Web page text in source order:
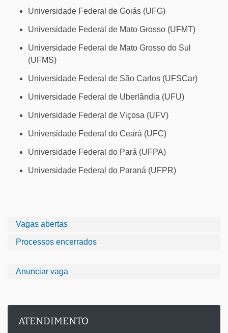
Vagas abertas
Processos encerrados
Anunciar vaga
ATENDIMENTO
Universidade Federal de Goiás (UFG)
Universidade Federal de Mato Grosso (UFMT)
Universidade Federal de Mato Grosso do Sul
(UFMS)
Universidade Federal de São Carlos (UFSCar)
Universidade Federal de Uberlândia (UFU)
Universidade Federal de Viçosa (UFV)
Universidade Federal do Ceará (UFC)
Universidade Federal do Pará (UFPA)
Universidade Federal do Paraná (UFPR)